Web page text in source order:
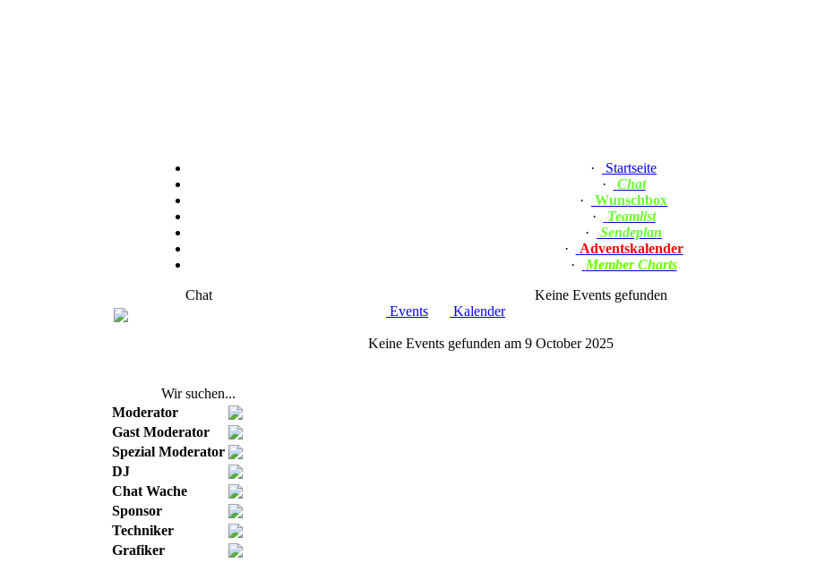
·
Startseite
·
Chat
·
Wunschbox
·
Teamlist
·
Sendeplan
·
Adventskalender
·
Member Charts
Chat
Wir suchen...
Moderator
Gast Moderator
Spezial Moderator
DJ
Chat Wache
Sponsor
Techniker
Grafiker
Keine Events gefunden
Events
Kalender
Keine Events gefunden am 9 October 2025